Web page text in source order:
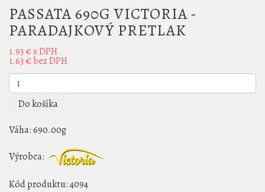
PASSATA 690G VICTORIA -
PARADAJKOVÝ PRETLAK
1.93 €s DPH
1.63 € bez DPH
Do košíka
Váha:690.00g
Výrobca:
Kód produktu:4094